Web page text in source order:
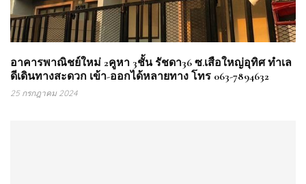
อาคารพาณิชย์ใหม่ 2คูหา 3ชั้น รัชดา36 ซ.เสือใหญ่อุทิศ ทำเล
ดีเดินทางสะดวก เข้า-ออกได้หลายทาง โทร 063-7894632
25 กรกฎาคม 2024